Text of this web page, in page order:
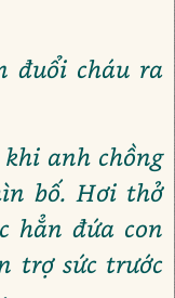
đuổi cháu ra
anh chồng
bố. Hơi thở
hẳn đứa con
trợ sức trước